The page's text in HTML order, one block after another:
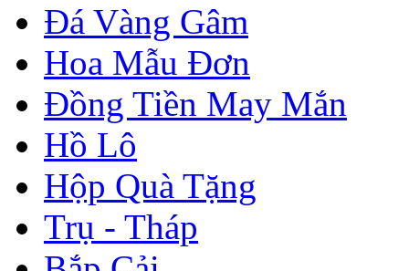
Đá Vàng Gâm
Hoa Mẫu Đơn
Đồng Tiền May Mắn
Hồ Lô
Hộp Quà Tặng
Trụ - Tháp